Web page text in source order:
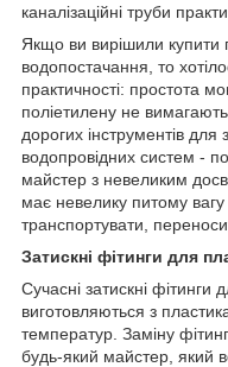
каналізаційні труби
Якщо ви вирішили купити
водопостачання, то
практичності: простота
поліетилену не
дорогих інструментів для
водопровідних систем -
майстер з невеликим
має невелику питому
транспортувати,
Затискні фітинги для
Сучасні затискні фітинги
виготовляються з
температур. Заміну
будь-який майстер, який